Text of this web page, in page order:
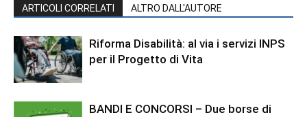
ARTICOLI CORRELATI ALTRO DALL'AUTORE
Riforma Disabilità: al via i servizi INPS
per il Progetto di Vita
BANDI E CONCORSI – Due borse di